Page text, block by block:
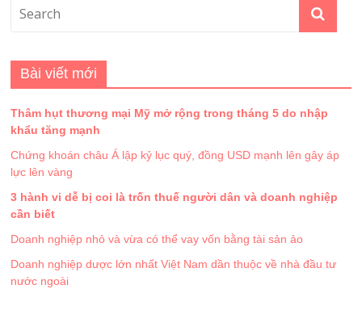
Bài viết mới
Thâm hụt thương mại Mỹ mở rộng trong tháng 5 do nhập
khẩu tăng mạnh
Chứng khoán châu Á lập kỷ lục quý, đồng USD mạnh lên gây áp
lực lên vàng
3 hành vi dễ bị coi là trốn thuế người dân và doanh nghiệp
cần biết
Doanh nghiệp nhỏ và vừa có thể vay vốn bằng tài sản ảo
Doanh nghiệp dược lớn nhất Việt Nam dần thuộc về nhà đầu tư
nước ngoài